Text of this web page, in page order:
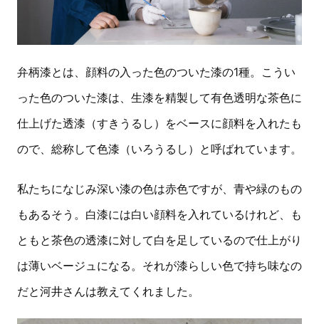
弁柄漆とは、顔料の入った色のついた漆の1種。こうい
った色のついた漆は、生漆を精製して有色透明な茶色に
仕上げた透漆（すきうるし）をベースに顔料を入れたも
ので、総称して色漆（いろうるし）と呼ばれています。
私たちになじみ深い漆の色は赤色ですが、青や緑のもの
もあるそう。白漆には白い顔料を入れているけれど、も
ともと茶色の透漆に対して白を足しているので仕上がり
は薄いベージュになる。それが漆らしい色で持ち味なの
だと河井さんは教えてくれました。